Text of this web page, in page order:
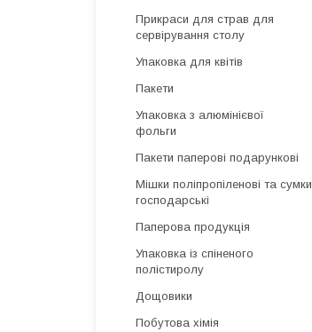
Прикраси для страв для
сервірування столу
Упаковка для квітів
Пакети
Упаковка з алюмінієвої
фольги
Пакети паперові подарункові
Мішки поліпропіленові та сумки
господарські
Паперова продукція
Упаковка із спіненого
полістиролу
Дощовики
Побутова хімія